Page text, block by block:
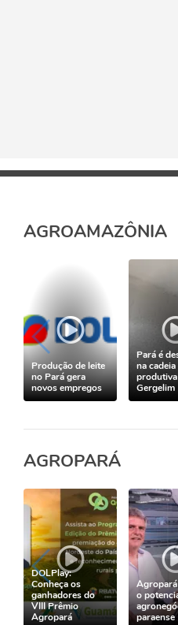
AGROAMAZÔNIA
Produção de leite
no Pará gera
novos empregos
Pará é
na cadeia
Gergelim
AGROPARÁ
DOLPlay:
Conheça os
ganhadores do
VIII Prêmio
Agropará
o
paraense